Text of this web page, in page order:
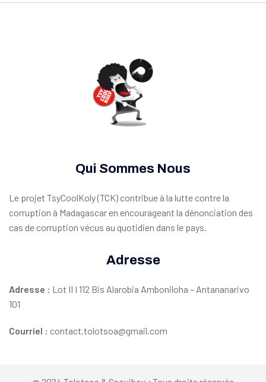
Qui Sommes Nous
Le projet TsyCoolKoly (TCK) contribue à la lutte contre la
corruption à Madagascar en encourageant la dénonciation des
cas de corruption vécus au quotidien dans le pays.
Adresse
Adresse : Lot II I 112 Bis Alarobia Amboniloha – Antananarivo
101
Courriel : contact.tolotsoa@gmail.com